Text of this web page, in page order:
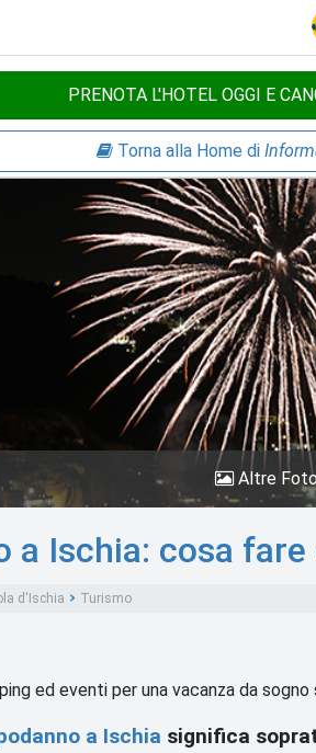
PRENOTA L'HOTEL OGGI E
Torna alla Home di
Altre Foto
a Ischia: cosa fare
d'Ischia Turismo
ed eventi per una vacanza da
a Ischia significa